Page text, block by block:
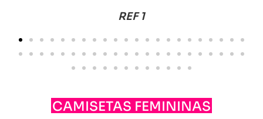
REF 2
CAMISETAS FEMININAS